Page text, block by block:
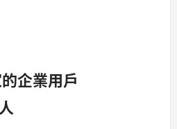
企業用戶